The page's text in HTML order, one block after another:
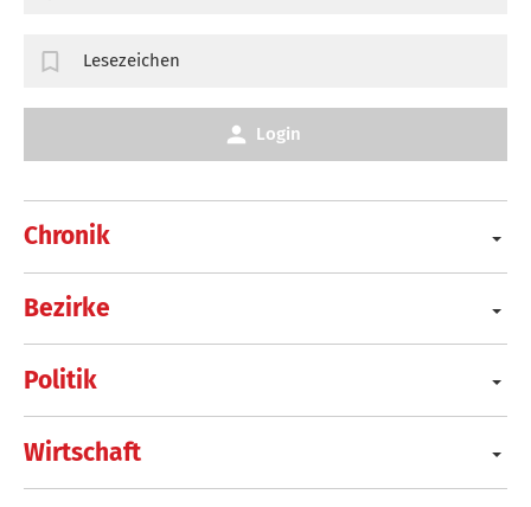
Chronik
Bezirke
Politik
Wirtschaft
Lesezeichen
Login